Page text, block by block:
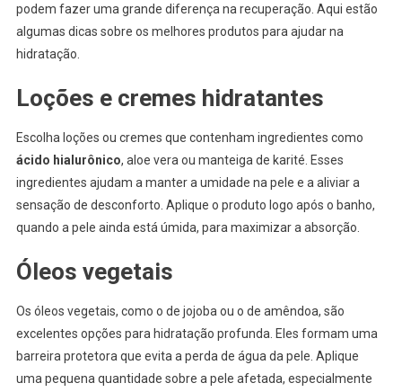
podem fazer uma grande diferença na recuperação. Aqui estão
algumas dicas sobre os melhores produtos para ajudar na
hidratação.
Loções e cremes hidratantes
Escolha loções ou cremes que contenham ingredientes como
ácido hialurônico, aloe vera ou manteiga de karité. Esses
ingredientes ajudam a manter a umidade na pele e a aliviar a
sensação de desconforto. Aplique o produto logo após o banho,
quando a pele ainda está úmida, para maximizar a absorção.
Óleos vegetais
Os óleos vegetais, como o de jojoba ou o de amêndoa, são
excelentes opções para hidratação profunda. Eles formam uma
barreira protetora que evita a perda de água da pele. Aplique
uma pequena quantidade sobre a pele afetada, especialmente